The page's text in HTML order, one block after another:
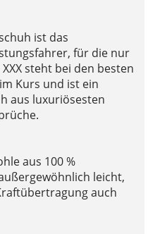
ist das
für die nur
steht bei den besten
Kurs und ist ein
aus luxuriösesten
aus 100 %
leicht,
auch